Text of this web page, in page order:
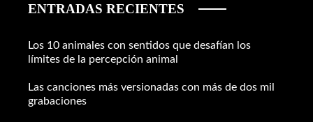
ENTRADAS RECIENTES
Los 10 animales con sentidos que desafían los
límites de la percepción animal
Las canciones más versionadas con más de dos mil
grabaciones